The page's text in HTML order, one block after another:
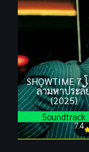
SHOWTIME 7
ล่ามหาประลั
(2025)
7.4
Soundtrack